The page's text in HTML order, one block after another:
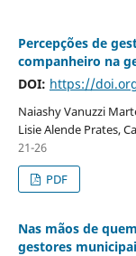
Percepções de
companheiro na
DOI: https://
Naiashy Vanuzzi
Lisie Alende Prates,
21-26
PDF
Nas mãos de
gestores